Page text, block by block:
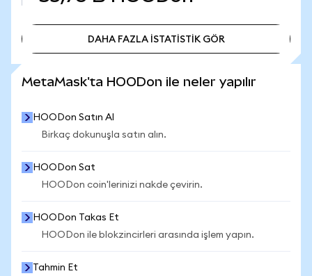
DAHA FAZLA İSTATİSTİK GÖR
MetaMask'ta HOODon ile neler yapılır
HOODon Satın Al
Birkaç dokunuşla satın alın.
HOODon Sat
HOODon coin'lerinizi nakde çevirin.
HOODon Takas Et
HOODon ile blokzincirleri arasında işlem yapın.
Tahmin Et